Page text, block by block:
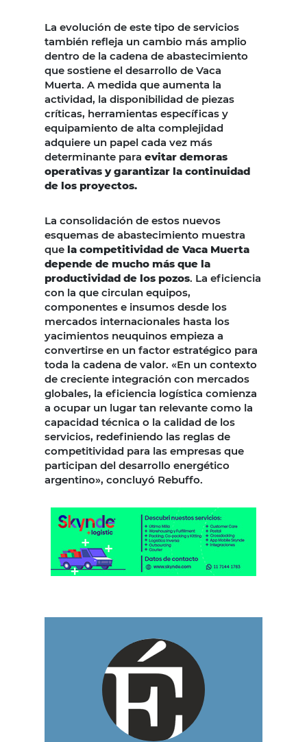
La evolución de este tipo de servicios
también refleja un cambio más amplio
dentro de la cadena de abastecimiento
que sostiene el desarrollo de Vaca
Muerta. A medida que aumenta la
actividad, la disponibilidad de piezas
críticas, herramientas específicas y
equipamiento de alta complejidad
adquiere un papel cada vez más
determinante para evitar demoras
operativas y garantizar la continuidad
de los proyectos.
La consolidación de estos nuevos
esquemas de abastecimiento muestra
que la competitividad de Vaca Muerta
depende de mucho más que la
productividad de los pozos. La eficiencia
con la que circulan equipos,
componentes e insumos desde los
mercados internacionales hasta los
yacimientos neuquinos empieza a
convertirse en un factor estratégico para
toda la cadena de valor. «En un contexto
de creciente integración con mercados
globales, la eficiencia logística comienza
a ocupar un lugar tan relevante como la
capacidad técnica o la calidad de los
servicios, redefiniendo las reglas de
competitividad para las empresas que
participan del desarrollo energético
argentino», concluyó Rebuffo.